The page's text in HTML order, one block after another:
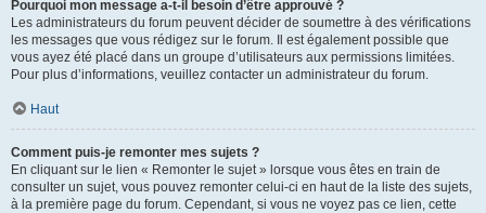
Pourquoi mon message a-t-il besoin d’être approuvé ?
Les administrateurs du forum peuvent décider de soumettre à des vérifications
les messages que vous rédigez sur le forum. Il est également possible que
vous ayez été placé dans un groupe d’utilisateurs aux permissions limitées.
Pour plus d’informations, veuillez contacter un administrateur du forum.
Haut
Comment puis-je remonter mes sujets ?
En cliquant sur le lien « Remonter le sujet » lorsque vous êtes en train de
consulter un sujet, vous pouvez remonter celui-ci en haut de la liste des sujets,
à la première page du forum. Cependant, si vous ne voyez pas ce lien, cette